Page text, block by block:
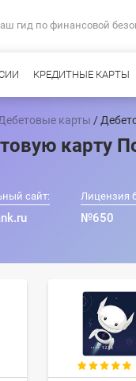
гид по финансовой
КРЕДИТНЫЕ КАРТЫ
карты /
карту
сайт: Лицензия
№650